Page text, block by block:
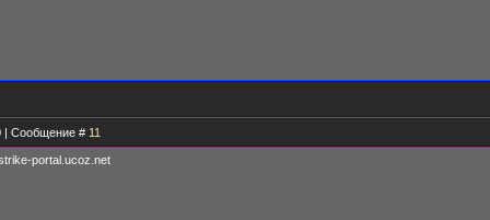
| Сообщение # 11
portal.ucoz.net